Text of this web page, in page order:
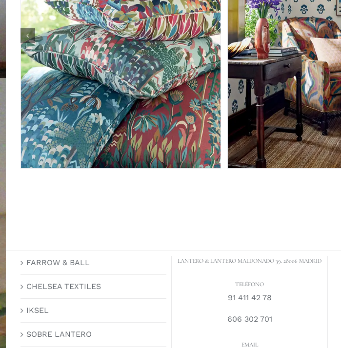
FARROW & BALL
CHELSEA TEXTILES
IKSEL
SOBRE LANTERO
LANTERO & LANTERO MALDONADO 39. 28006 MADRID
TELÉFONO
91 411 42 78
606 302 701
EMAIL